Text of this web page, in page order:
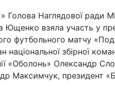
Голова Наглядової ради
Ющенко взяла участь у
футбольного матчу
збірної
«Оболонь» Олександр
Максимчук, президент